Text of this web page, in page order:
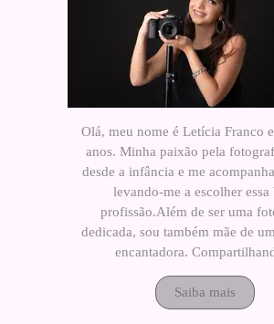
Olá, meu nome é Letícia Franco
anos. Minha paixão pela
desde a infância e me
levando-me a escolher essa
profissão.Além de ser uma
dedicada, sou também mãe de
encantadora.
Saiba mais